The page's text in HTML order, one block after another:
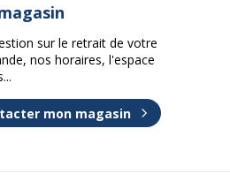
sur le retrait de votre
nos horaires, l'espace
mon magasin